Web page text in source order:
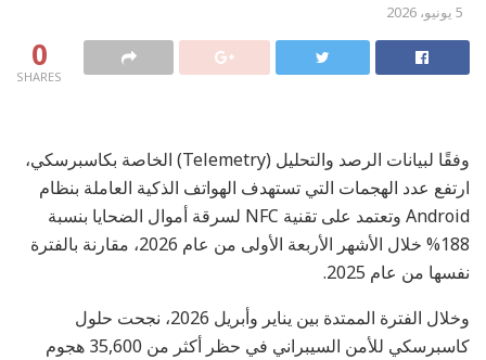
5 يونيو، 2026
0
SHARES
وفقًا لبيانات الرصد والتحليل (Telemetry) الخاصة بكاسبرسكي،
ارتفع عدد الهجمات التي تستهدف الهواتف الذكية العاملة بنظام
Android وتعتمد على تقنية NFC لسرقة أموال الضحايا بنسبة
188% خلال الأشهر الأربعة الأولى من عام 2026، مقارنة بالفترة
نفسها من عام 2025.
وخلال الفترة الممتدة بين يناير وأبريل 2026، نجحت حلول
كاسبرسكي للأمن السيبراني في حظر أكثر من 35,600 هجوم